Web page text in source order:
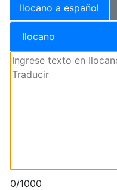
Ilocano a español
Ilocano
0/1000